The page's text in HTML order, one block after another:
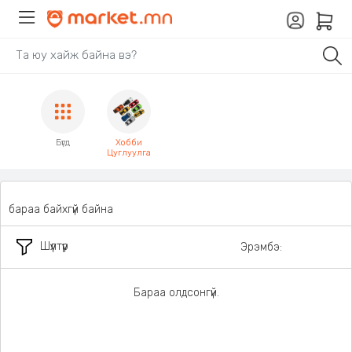
Бүгд
Хобби
Цуглуулга
Шүүлтүүр
бараа байхгүй байна
Эрэмбэ:
Бараа олдсонгүй.